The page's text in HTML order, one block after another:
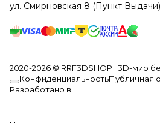
ул. Смирновская 8 (Пункт Выдачи)
2020-2026 © RRF3DSHOP | 3D-мир
КонфиденциальностьПубличная
Разработано в